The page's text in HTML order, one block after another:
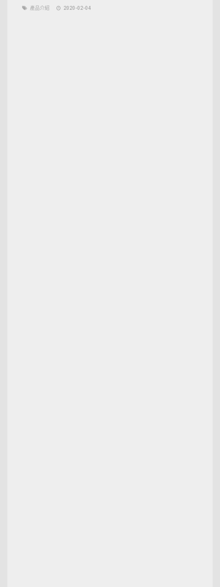
產品介紹 2020-02-04